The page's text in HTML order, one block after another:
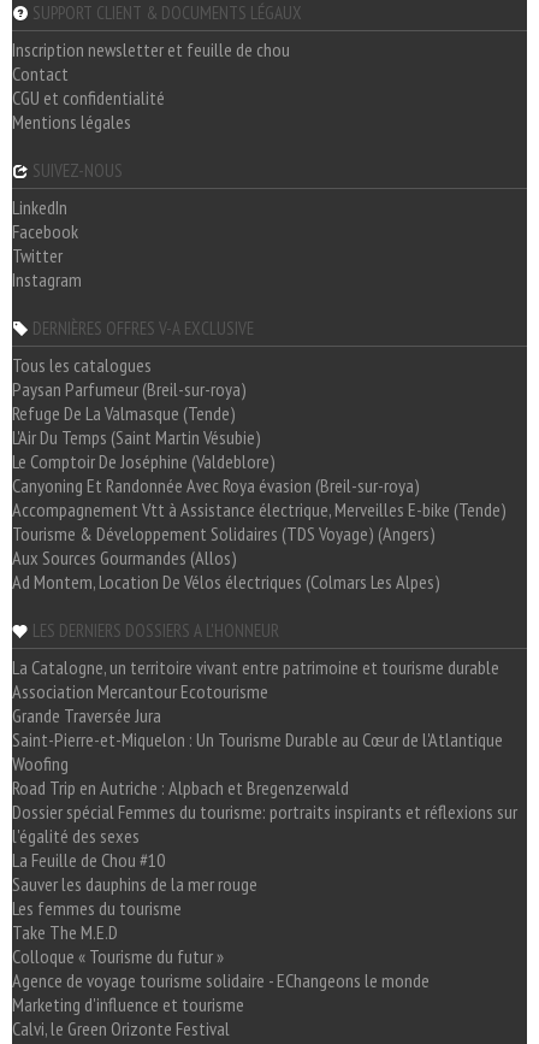
SUPPORT CLIENT & DOCUMENTS LÉGAUX
Inscription newsletter et feuille de chou
Contact
CGU et confidentialité
Mentions légales
SUIVEZ-NOUS
LinkedIn
Facebook
Twitter
Instagram
DERNIÈRES OFFRES V-A EXCLUSIVE
Tous les catalogues
Paysan Parfumeur (Breil-sur-roya)
Refuge De La Valmasque (Tende)
L'Air Du Temps (Saint Martin Vésubie)
Le Comptoir De Joséphine (Valdeblore)
Canyoning Et Randonnée Avec Roya évasion (Breil-sur-roya)
Accompagnement Vtt à Assistance électrique, Merveilles E-bike (Tende)
Tourisme & Développement Solidaires (TDS Voyage) (Angers)
Aux Sources Gourmandes (Allos)
Ad Montem, Location De Vélos électriques (Colmars Les Alpes)
LES DERNIERS DOSSIERS A L'HONNEUR
La Catalogne, un territoire vivant entre patrimoine et tourisme durable
Association Mercantour Ecotourisme
Grande Traversée Jura
Saint-Pierre-et-Miquelon : Un Tourisme Durable au Cœur de l'Atlantique
Woofing
Road Trip en Autriche : Alpbach et Bregenzerwald
Dossier spécial Femmes du tourisme: portraits inspirants et réflexions sur
l'égalité des sexes
La Feuille de Chou #10
Sauver les dauphins de la mer rouge
Les femmes du tourisme
Take The M.E.D
Colloque « Tourisme du futur »
Agence de voyage tourisme solidaire - EChangeons le monde
Marketing d'influence et tourisme
Calvi, le Green Orizonte Festival